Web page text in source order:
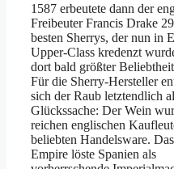
1587 erbeutete dann der
Freibeuter Francis Drake
besten Sherrys, der nun in
Upper-Class kredenzt
dort bald größter
Für die Sherry-Hersteller
sich der Raub letztendlich
Glückssache: Der Wein
reichen englischen
beliebten Handelsware.
Empire löste Spanien als